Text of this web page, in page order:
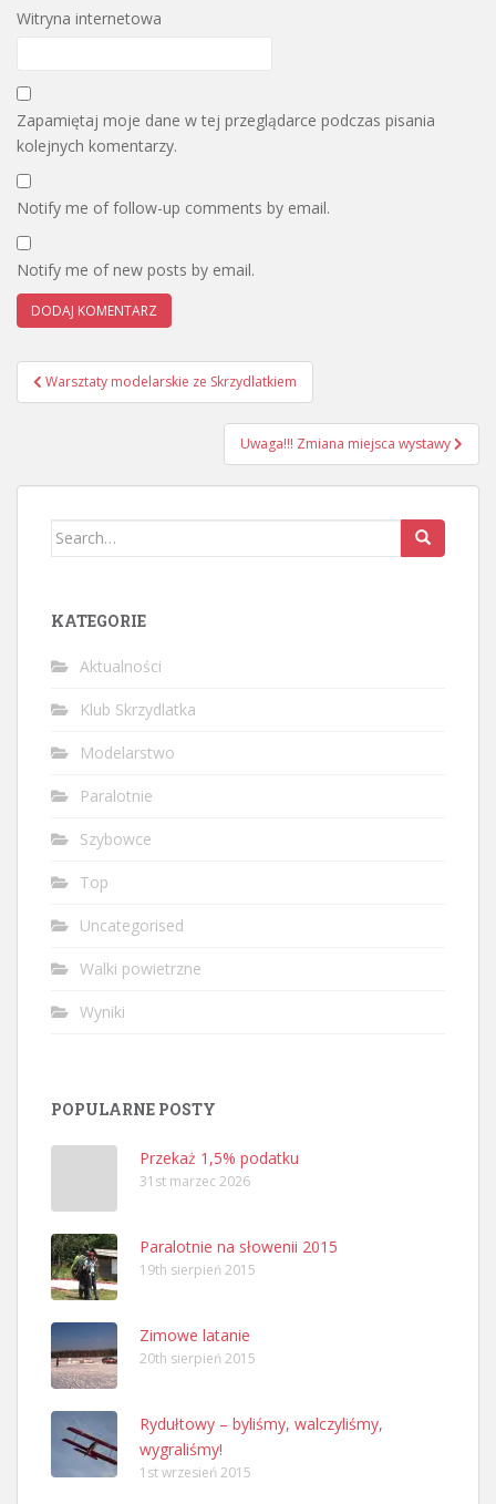
Witryna internetowa
Zapamiętaj moje dane w tej przeglądarce podczas pisania
kolejnych komentarzy.
Notify me of follow-up comments by email.
Notify me of new posts by email.
Nawigacja
wpisu
Warsztaty modelarskie ze Skrzydlatkiem
Uwaga!!! Zmiana miejsca wystawy
Search
KATEGORIE
Aktualności
Klub Skrzydlatka
Modelarstwo
Paralotnie
Szybowce
Top
Uncategorised
Walki powietrzne
Wyniki
POPULARNE POSTY
Przekaż 1,5% podatku
31st marzec 2026
Paralotnie na słowenii 2015
19th sierpień 2015
Zimowe latanie
20th sierpień 2015
Rydułtowy – byliśmy, walczyliśmy,
wygraliśmy!
1st wrzesień 2015